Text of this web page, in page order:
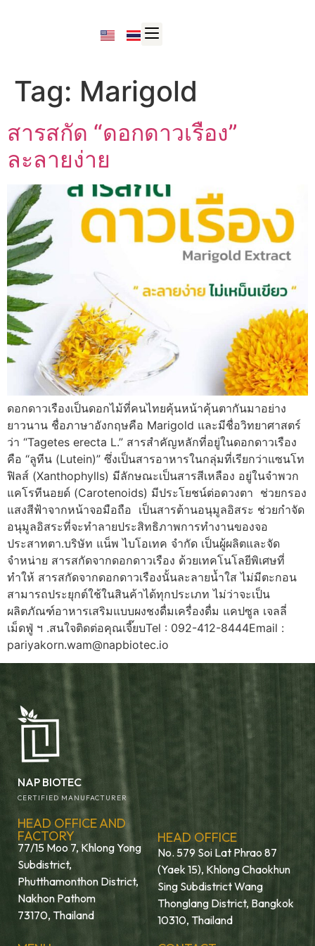
Tag: Marigold
สารสกัด “ดอกดาวเรือง”
ละลายง่าย
ดอกดาวเรืองเป็นดอกไม้ที่คนไทยคุ้นหน้าคุ้นตากันมาอย่าง
ยาวนาน ชื่อภาษาอังกฤษคือ Marigold และมีชื่อวิทยาศาสตร์
ว่า “Tagetes erecta L.” สารสำคัญหลักที่อยู่ในดอกดาวเรือง
คือ “ลูทีน (Lutein)” ซึ่งเป็นสารอาหารในกลุ่มที่เรียกว่าแซนโท
ฟิลส์ (Xanthophylls) มีลักษณะเป็นสารสีเหลือง อยู่ในจำพวก
แคโรทีนอยด์ (Carotenoids) มีประโยชน์ต่อดวงตา ช่วยกรอง
แสงสีฟ้าจากหน้าจอมือถือ เป็นสารต้านอนุมูลอิสระ ช่วยกำจัด
อนุมูลอิสระที่จะทำลายประสิทธิภาพการทำงานของจอ
ประสาทตา.บริษัท แน็พ ไบโอเทค จำกัด เป็นผู้ผลิตและจัด
จำหน่าย สารสกัดจากดอกดาวเรือง ด้วยเทคโนโลยีพิเศษที่
ทำให้ สารสกัดจากดอกดาวเรืองนั้นละลายน้ำใส ไม่มีตะกอน
สามารถประยุกต์ใช้ในสินค้าได้ทุกประเภท ไม่ว่าจะเป็น
ผลิตภัณฑ์อาหารเสริมแบบผงชงดื่มเครื่องดื่ม แคปซูล เจลลี่
เม็ดฟู่ ฯ .สนใจติดต่อคุณเจี๊ยบTel : 092-412-8444Email :
pariyakorn.wam@napbiotec.io
NAP BIOTEC
CERTIFIED MANUFACTURER
HEAD OFFICE AND
FACTORY
77/15 Moo 7, Khlong Yong
Subdistrict,
Phutthamonthon District,
Nakhon Pathom
73170, Thailand
HEAD OFFICE
No. 579 Soi Lat Phrao 87
(Yaek 15), Khlong Chaokhun
Sing Subdistrict Wang
Thonglang District, Bangkok
10310, Thailand